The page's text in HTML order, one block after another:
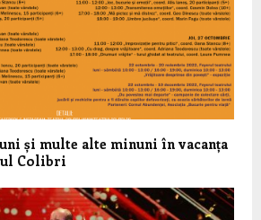
și multe alte minuni în vacanța
Colibri